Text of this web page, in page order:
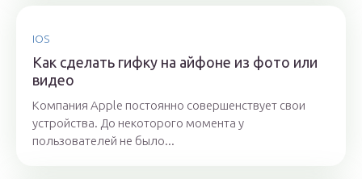
IOS
Как сделать гифку на айфоне из фото или
видео
Компания Apple постоянно совершенствует свои
устройства. До некоторого момента у
пользователей не было...